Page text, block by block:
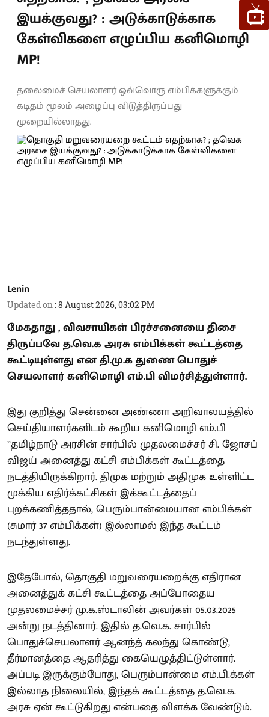
இயக்குவது? : அடுக்காடுக்காக
கேள்விகளை எழுப்பிய கனிமொழி
MP!
தலைமைச் செயலாளர் ஒவ்வொரு எம்பிக்களுக்கும்
கடிதம் மூலம் அழைப்பு விடுத்திருப்பது
முறையில்லாதது.
Lenin
Updated on :8 August 2026, 03:02 PM
மேகதாது , விவசாயிகள் பிரச்சனையை திசை
திருப்பவே த.வெ.க அரசு எம்பிக்கள் கூட்டத்தை
கூட்டியுள்ளது என தி.மு.க துணை பொதுச்
செயலாளர் கனிமொழி எம்.பி விமர்சித்துள்ளார்.
இது குறித்து சென்னை அண்ணா அறிவாலயத்தில்
செய்தியாளர்களிடம் கூறிய கனிமொழி எம்.பி
”தமிழ்நாடு அரசின் சார்பில் முதலமைச்சர் சி. ஜோசப்
விஜய் அனைத்து கட்சி எம்பிக்கள் கூட்டத்தை
நடத்தியிருக்கிறார். திமுக மற்றும் அதிமுக உள்ளிட்ட
முக்கிய எதிர்க்கட்சிகள் இக்கூட்டத்தைப்
புறக்கணித்ததால், பெரும்பான்மையான எம்பிக்கள்
(சுமார் 37 எம்பிக்கள்) இல்லாமல் இந்த கூட்டம்
நடந்துள்ளது.
இதேபோல், தொகுதி மறுவரையறைக்கு எதிரான
அனைத்துக் கட்சி கூட்டத்தை அப்போதைய
முதலமைச்சர் மு.க.ஸ்டாலின் அவர்கள் 05.03.2025
அன்று நடத்தினார். இதில் த.வெ.க. சார்பில்
பொதுச்செயலாளர் ஆனந்த் கலந்து கொண்டு,
தீர்மானத்தை ஆதரித்து கையெழுத்திட்டுள்ளார்.
அப்படி இருக்கும்போது, பெரும்பான்மை எம்.பி.க்கள்
இல்லாத நிலையில், இந்தக் கூட்டத்தை த.வெ.க.
அரசு ஏன் கூட்டுகிறது என்பதை விளக்க வேண்டும்.